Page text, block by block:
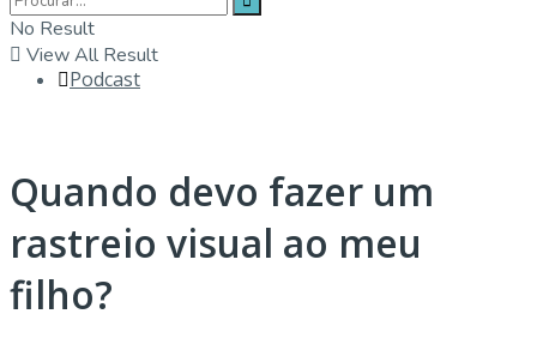
Podcast
No Result
View All Result
Quando devo fazer um
rastreio visual ao meu
filho?